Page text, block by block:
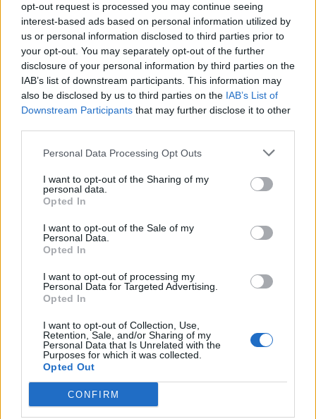
opt-out request is processed you may continue seeing
interest-based ads based on personal information utilized by
us or personal information disclosed to third parties prior to
your opt-out. You may separately opt-out of the further
disclosure of your personal information by third parties on the
IAB’s list of downstream participants. This information may
also be disclosed by us to third parties on the IAB’s List of
Downstream Participants that may further disclose it to other
Personal Data Processing Opt Outs
I want to opt-out of the Sharing of my
personal data.
Opted In
I want to opt-out of the Sale of my
Personal Data.
Opted In
I want to opt-out of processing my
Personal Data for Targeted Advertising.
Opted In
I want to opt-out of Collection, Use,
Retention, Sale, and/or Sharing of my
Personal Data that Is Unrelated with the
Purposes for which it was collected.
Opted Out
CONFIRM
Κάποιες στιγμές φωτίζεται, με διάρκεια
πυροτεχνήματος, ένα από τα θανατηφόρα (στην
κυριολεξία) κοινωνικά αδιέξοδα, χωρίς την
παραμικρή συνέπεια πολιτικής αφύπνισης και
επέμβασης. Πιστοποιεί, λ.χ., η ΑΔΙΠΠΔΕ ότι
Δημοτικό και Γυμνάσιο στέλνουν στο Λύκειο
κυρίως λειτουργικά αναλφάβητους, παιδιά που
τα κατέστησε ανάπηρα το σχολείο, όμως η Κυρία
Κεραμέως, παρά το βαρύ οικογενειακό της
όνομα, ασχολείται με τις εντυπώσεις που θα μας
καθηγητές, επί των ημερών της, είναι λιγότερες
και οι χώροι διδασκαλίας επαρκέστεροι. Ανίατη
η φτηνή εντυπωσιοθηρία.
Η χειροπιαστή και μετρητή πραγματικότητα της
χώρας μας βοά (όχι δίνει την εντύπωση) πως
δεν χρειάζεται έναν ευφυή, χαμογελαστό και
τσαχπίνη πολιτικό ηγέτη που να κερδίζει τις
εντυπώσεις, χρειάζεται έναν κοινωνικό
αναμορφωτή. Που σημαίνει: χρειάζεται η χώρα